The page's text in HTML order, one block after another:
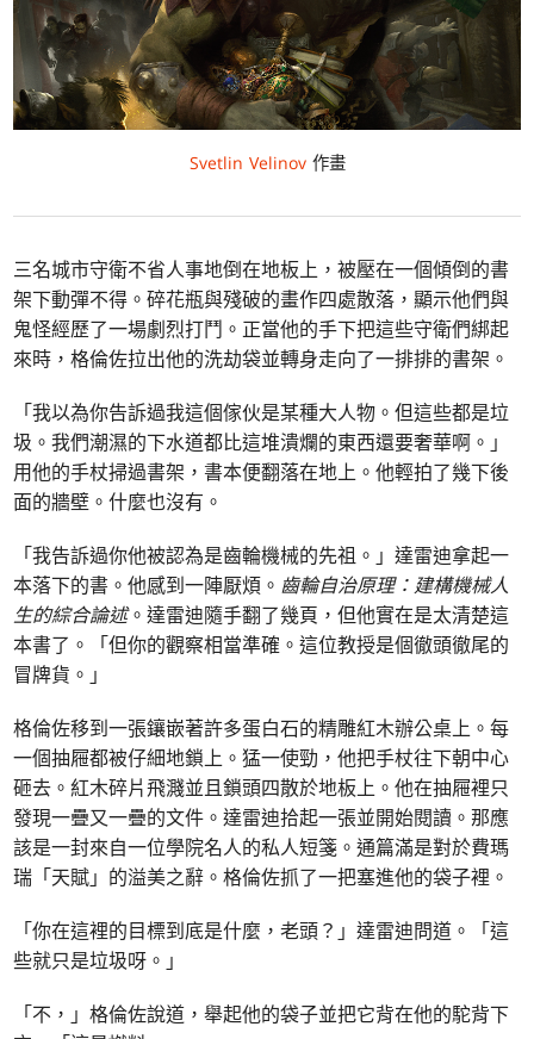
Svetlin Velinov作畫
三名城市守衛不省人事地倒在地板上，被壓在一個傾倒的書
架下動彈不得。碎花瓶與殘破的畫作四處散落，顯示他們與
鬼怪經歷了一場劇烈打鬥。正當他的手下把這些守衛們綁起
來時，格倫佐拉出他的洗劫袋並轉身走向了一排排的書架。
「我以為你告訴過我這個傢伙是某種大人物。但這些都是垃
圾。我們潮濕的下水道都比這堆潰爛的東西還要奢華啊。」
用他的手杖掃過書架，書本便翻落在地上。他輕拍了幾下後
面的牆壁。什麼也沒有。
「我告訴過你他被認為是齒輪機械的先祖。」達雷迪拿起一
本落下的書。他感到一陣厭煩。 齒輪自治原理：建構機械人
生的綜合論述。達雷迪隨手翻了幾頁，但他實在是太清楚這
本書了。「但你的觀察相當準確。這位教授是個徹頭徹尾的
冒牌貨。」
格倫佐移到一張鑲嵌著許多蛋白石的精雕紅木辦公桌上。每
一個抽屜都被仔細地鎖上。猛一使勁，他把手杖往下朝中心
砸去。紅木碎片飛濺並且鎖頭四散於地板上。他在抽屜裡只
發現一疊又一疊的文件。達雷迪拾起一張並開始閱讀。那應
該是一封來自一位學院名人的私人短箋。通篇滿是對於費瑪
瑞「天賦」的溢美之辭。格倫佐抓了一把塞進他的袋子裡。
「你在這裡的目標到底是什麼，老頭？」達雷迪問道。「這
些就只是垃圾呀。」
「不，」格倫佐說道，舉起他的袋子並把它背在他的駝背下